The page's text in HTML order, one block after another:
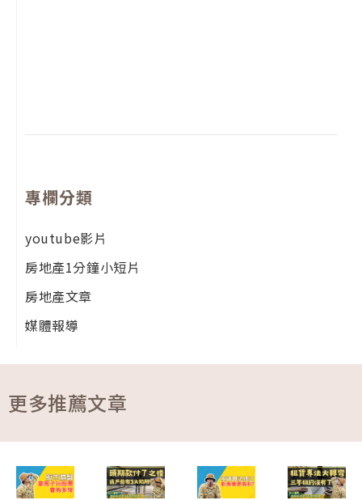
專欄分類
youtube影片
房地產1分鐘小短片
房地產文章
媒體報導
更多推薦文章